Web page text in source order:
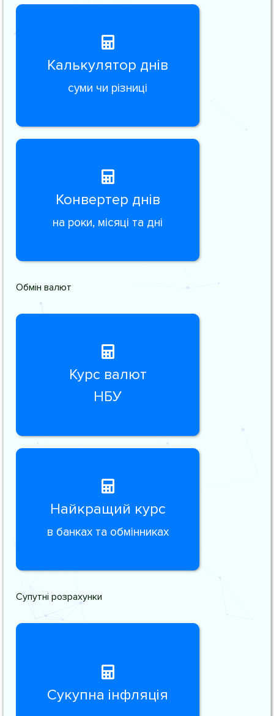
Калькулятор днів
суми чи різниці
Конвертер днів
на роки, місяці та дні
Обмін валют
Курс валют
НБУ
Найкращий курс
в банках та обмінниках
Супутні розрахунки
Сукупна інфляція